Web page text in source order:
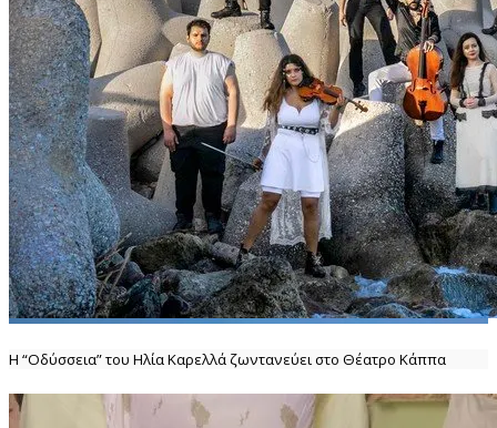
Η “Οδύσσεια” του Ηλία Καρελλά ζωντανεύει στο Θέατρο Κάππα